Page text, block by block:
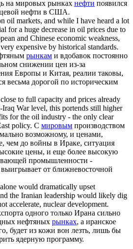
на мировых рынках нефти появился
нефти в США.
oil markets, and while I have heard a lot
for a huge decrease in oil prices due to
and Chinese economic weakness,
expensive by historical standards.
рынкам и вдобавок постоянно
снижении цен из-за
Европы и Китая, реалии таковы,
весьма дорогой по историческим
to full capacity and prices already
War level, this portends still higher
for the oil industry - the only clear
policy. С мировым производством
возможному, и ценами,
чем до войны в Ираке, ситуация
цены, и еще более высокую
промышленности -
от ближневосточной
would dramatically upset
the Iranian leadership would likely dig
accelerate, nuclear development.
одного только Ирана сильно
нефтяных рынках, а иранское
будет из кожи вон лезть, лишь бы
ядерную программу.